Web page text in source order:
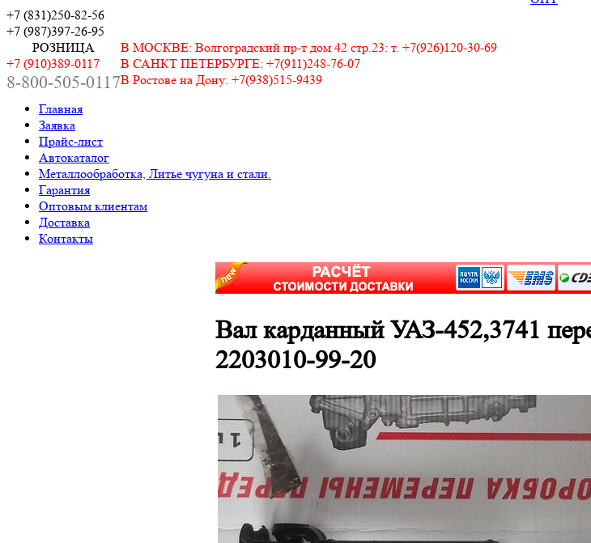
+7 (831)250-82-56
+7 (987)397-26-95
РОЗНИЦА
+7 (910)389-0117
8-800-505-0117
В МОСКВЕ: Волгоградский пр-т дом 42 стр.23: т. +7(926)120-30-69
В САНКТ ПЕТЕРБУРГЕ: +7(911)248-76-07
В Ростове на Дону: +7(938)515-9439
Главная
Заявка
Прайс-лист
Автокаталог
Металлообработка, Литье чугуна и стали.
Гарантия
Оптовым клиентам
Доставка
Контакты
Вал карданный УАЗ-452,3741
2203010-99-20